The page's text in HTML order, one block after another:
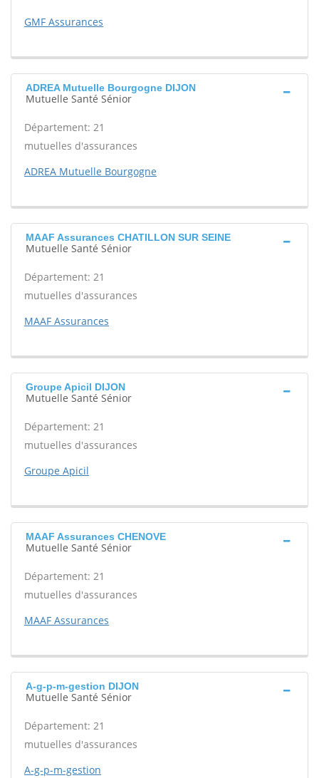
GMF Assurances
ADREA Mutuelle Bourgogne DIJON
Mutuelle Santé Sénior
Département: 21
mutuelles d'assurances
ADREA Mutuelle Bourgogne
MAAF Assurances CHATILLON SUR SEINE
Mutuelle Santé Sénior
Département: 21
mutuelles d'assurances
MAAF Assurances
Groupe Apicil DIJON
Mutuelle Santé Sénior
Département: 21
mutuelles d'assurances
Groupe Apicil
MAAF Assurances CHENOVE
Mutuelle Santé Sénior
Département: 21
mutuelles d'assurances
MAAF Assurances
A-g-p-m-gestion DIJON
Mutuelle Santé Sénior
Département: 21
mutuelles d'assurances
A-g-p-m-gestion